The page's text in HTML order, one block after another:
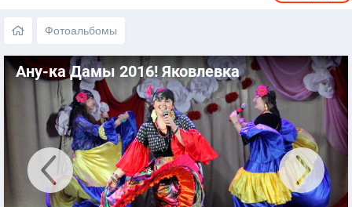
Фотоальбомы
Ану-ка Дамы 2016! Яковлевка